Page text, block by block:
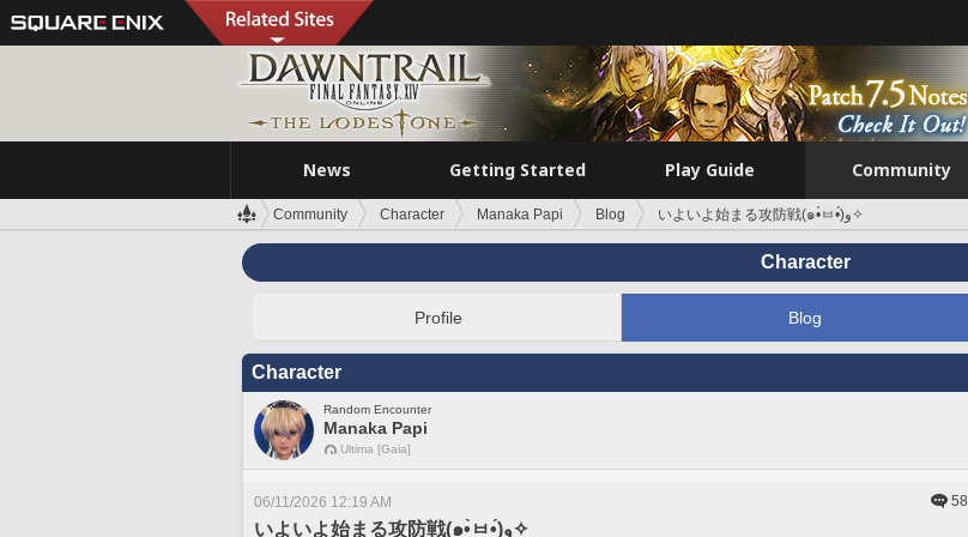
News Getting Started Play Guide Community
Community Character Manaka Papi Blog いよいよ始まる攻防戦(๑•̀ㅂ•́)و✧
Character
Profile Blog
Character
Random Encounter
Manaka Papi
Ultima [Gaia]
06/11/2026 12:19 AM 58
いよいよ始まる攻防戦(๑•̀ㅂ•́)و✧